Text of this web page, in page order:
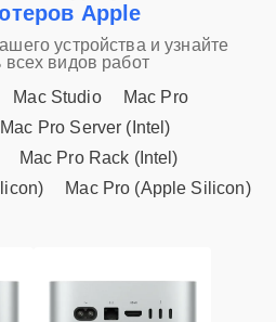
Apple
устройства и узнайте
всех видов работ
Mac Studio
Mac Pro
Mac Pro Server (Intel)
Mac Pro Rack (Intel)
Mac Pro (Apple Silicon)